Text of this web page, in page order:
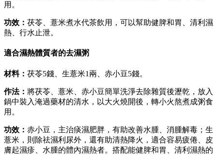
用。
功效： 茯苓、薏米煮水代茶飲用，可以幫助健脾和胃、清利濕
熱、行水止泄。
適合濕熱體質者的去濕粥
材料： 茯苓5錢、生薏米1兩、赤小豆5錢。
作法： 將茯苓、薏米、赤小豆簡單洗淨去除雜質後瀝乾，放入
鍋中裝入淹過藥材的清水，以大火燒開後，轉小火熬煮成粥食
用。
功效： 赤小豆，主治痰濕肥胖，有助改善水腫、消腫解毒；生
薏米，則除祛濕利尿外，還有助清熱降火，適合容易疲倦、皮
膚起濕疹、水腫的體內濕熱者。搭配能健脾和胃、清利濕熱的